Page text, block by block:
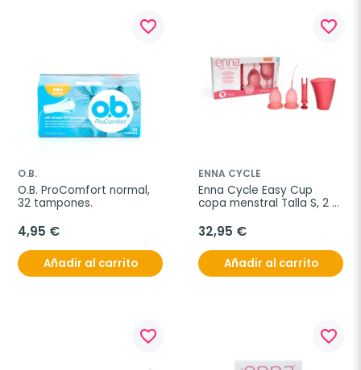
favorite_border
O.B.
O.B. ProComfort normal,
32 tampones.
4,95 €
Añadir al carrito
favorite_border
ENNA CYCLE
Enna Cycle Easy Cup
copa menstral Talla S, 2
32,95 €
Añadir al carrito
favorite_border favorite_border